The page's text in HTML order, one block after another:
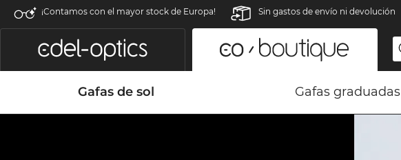
¡Contamos con el mayor stock de Europa! Sin gastos de envío ni devolución
Gafas de sol Gafas graduadas